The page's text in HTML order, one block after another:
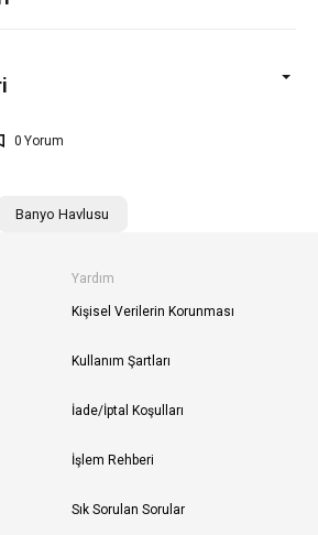
0
Banyo Havlusu
Yardım
Kişisel Verilerin Korunması
Kullanım Şartları
İade/İptal Koşulları
İşlem Rehberi
Sık Sorulan Sorular